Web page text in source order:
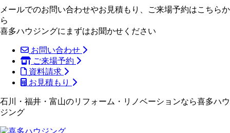
メールでのお問い合わせやお見積もり、ご来場予約はこちらか
ら
喜多ハウジングにまずはお聞かせください
お問い合わせ
ご来場予約
資料請求
お見積もり
石川・福井・富山のリフォーム・リノベーションなら喜多ハウ
ジング